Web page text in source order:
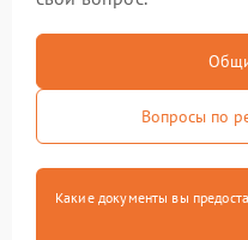
Вопросы по
Какие документы вы